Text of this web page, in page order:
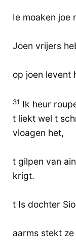
Ie moaken joe
Joen vrijers
op joen levent
31 Ik heur
t liekt wel t
vloagen het,
t gilpen van
krigt.
t Is dochter
aarms stekt ze